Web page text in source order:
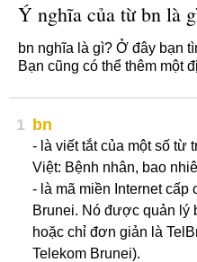
Ý nghĩa của từ bn là
bn nghĩa là gì? Ở đây bạn
Bạn cũng có thể thêm một
1 bn
- là viết tắt của một số từ
Việt: Bệnh nhân, bao
- là mã miền Internet cấp
Brunei. Nó được quản lý
hoặc chỉ đơn giản là
Telekom Brunei).